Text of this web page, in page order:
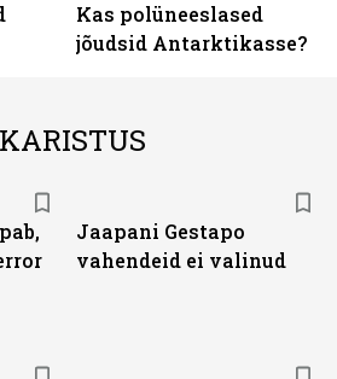
Kas polüneeslased
jõudsid Antarktikasse?
Jaapani Gestapo
vahendeid ei valinud